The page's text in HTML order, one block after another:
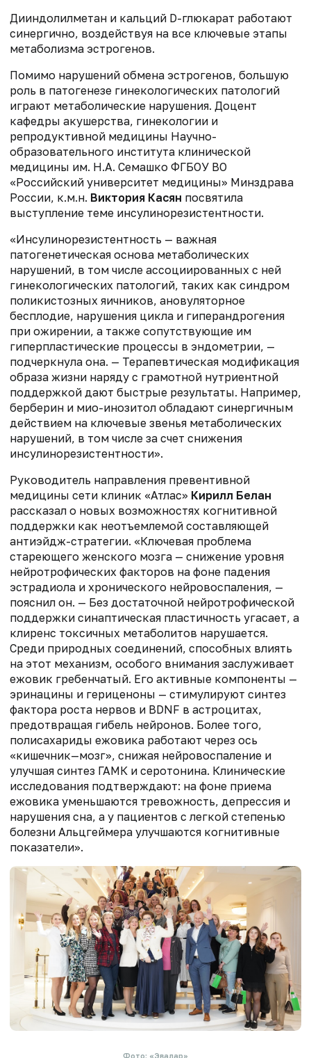
Дииндолилметан и кальций D-глюкарат работают
синергично, воздействуя на все ключевые этапы
метаболизма эстрогенов.
Помимо нарушений обмена эстрогенов, большую
роль в патогенезе гинекологических патологий
играют метаболические нарушения. Доцент
кафедры акушерства, гинекологии и
репродуктивной медицины Научно-
образовательного института клинической
медицины им. Н.А. Семашко ФГБОУ ВО
«Российский университет медицины» Минздрава
России, к.м.н. Виктория Касян посвятила
выступление теме инсулинорезистентности.
«Инсулинорезистентность — важная
патогенетическая основа метаболических
нарушений, в том числе ассоциированных с ней
гинекологических патологий, таких как синдром
поликистозных яичников, ановуляторное
бесплодие, нарушения цикла и гиперандрогения
при ожирении, а также сопутствующие им
гиперпластические процессы в эндометрии, —
подчеркнула она. — Терапевтическая модификация
образа жизни наряду с грамотной нутриентной
поддержкой дают быстрые результаты. Например,
берберин и мио-инозитол обладают синергичным
действием на ключевые звенья метаболических
нарушений, в том числе за счет снижения
инсулинорезистентности».
Руководитель направления превентивной
медицины сети клиник «Атлас» Кирилл Белан
рассказал о новых возможностях когнитивной
поддержки как неотъемлемой составляющей
антиэйдж-стратегии. «Ключевая проблема
стареющего женского мозга — снижение уровня
нейротрофических факторов на фоне падения
эстрадиола и хронического нейровоспаления, —
пояснил он. — Без достаточной нейротрофической
поддержки синаптическая пластичность угасает, а
клиренс токсичных метаболитов нарушается.
Среди природных соединений, способных влиять
на этот механизм, особого внимания заслуживает
ежовик гребенчатый. Его активные компоненты —
эринацины и гериценоны — стимулируют синтез
фактора роста нервов и BDNF в астроцитах,
предотвращая гибель нейронов. Более того,
полисахариды ежовика работают через ось
«кишечник—мозг», снижая нейровоспаление и
улучшая синтез ГАМК и серотонина. Клинические
исследования подтверждают: на фоне приема
ежовика уменьшаются тревожность, депрессия и
нарушения сна, а у пациентов с легкой степенью
болезни Альцгеймера улучшаются когнитивные
показатели».
Фото: «Эвалар»